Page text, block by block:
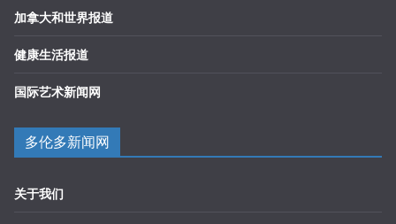
加拿大和世界报道
健康生活报道
国际艺术新闻网
多伦多新闻网
关于我们